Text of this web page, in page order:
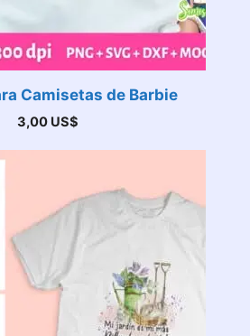
Camisetas de Barbie
3,00 US$